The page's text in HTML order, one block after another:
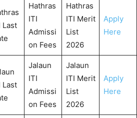
Last
Hathras
ITI
Admissi
on Fees
Hathras
ITI Merit
List
2026
Apply
Here
Last
Jalaun
ITI
Admissi
on Fees
Jalaun
ITI Merit
List
2026
Apply
Here